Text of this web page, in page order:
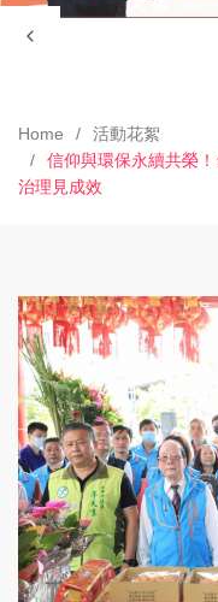
Home
活動花絮
信仰與環保永續共榮
治理見成效